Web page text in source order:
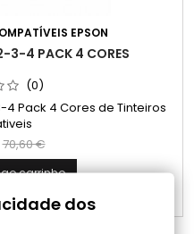
EPSON
4 PACK 4 CORES
(0)
4 Pack 4 Cores de Tinteiros
Preço
normal
70,60 €
carrinho
dos